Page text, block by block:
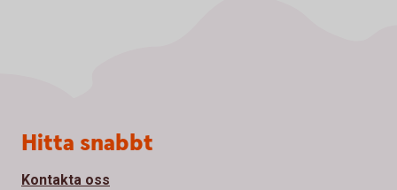
Sidfot
Hitta snabbt
Kontakta oss